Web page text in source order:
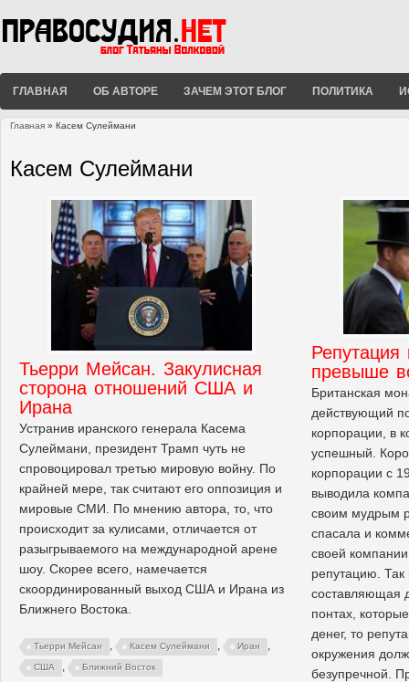
ГЛАВНАЯ ОБ АВТОРЕ ЗАЧЕМ ЭТОТ БЛОГ ПОЛИТИКА
Главная » Касем Сулеймани
Касем Сулеймани
Тьерри Мейсан. Закулисная
сторона отношений США и
Ирана
Устранив иранского генерала Касема
Сулеймани, президент Трамп чуть не
спровоцировал третью мировую войну. По
крайней мере, так считают его оппозиция и
мировые СМИ. По мнению автора, то, что
происходит за кулисами, отличается от
разыгрываемого на международной арене
шоу. Скорее всего, намечается
скоординированный выход США и Ирана из
Ближнего Востока.
Тьерри Мейсан , Касем Сулеймани , Иран ,
США , Ближний Восток
Репутация
превыше
Британская
действующий
корпорации, в
успешный.
корпорации с
выводила
своим мудрым
спасала и
своей
репутацию. Так
составляющая
понтах,
денег, то
окружения
безупречной.